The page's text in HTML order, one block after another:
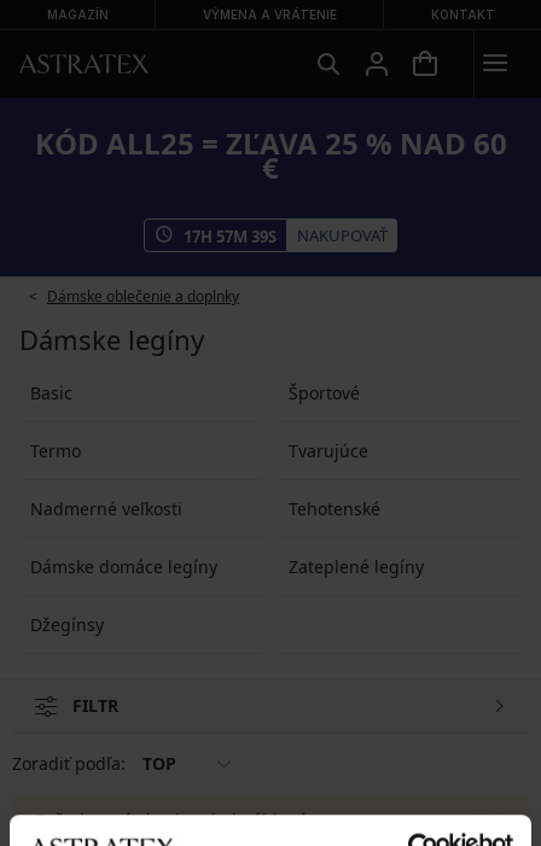
MAGAZÍN VÝMENA A VRÁTENIE KONTAKT
KÓD ALL25 = ZĽAVA 25 % NAD 60
€
17H 57M 39S NAKUPOVAŤ
Dámske oblečenie a doplnky
Dámske legíny
Basic Športové
Termo Tvarujúce
Nadmerné veľkosti Tehotenské
Dámske domáce legíny Zateplené legíny
Džegínsy
FILTR
Zoradiť podľa: TOP
Požadovaný obsah nebol nájdený.